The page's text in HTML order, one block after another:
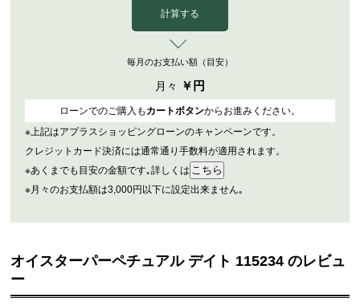
計算する
毎月のお支払い額（目安）
月々 ￥ 円
ローンでのご購入も カートボタンからお進みください。
※上記はアプラスショッピングローンのキャンペーンです。
クレジットカード決済には通常通り手数料が適用されます。
※あくまでも目安の金額です｡詳しくは
※月々のお支払額は3,000円以下に設定出来ません｡
オイスターパーペチュアル デイト 115234 のレビュ
ー